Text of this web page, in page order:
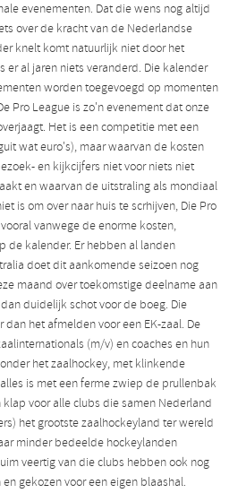
evenementen. Dat die wens nog altijd
over de kracht van de Nederlandse
knelt komt natuurlijk niet door het
er al jaren niets veranderd. Die kalender
worden toegevoegd op momenten
Pro League is zo'n evenement dat onze
Het is een competitie met een
wat euro's), maar waarvan de kosten
en kijkcijfers niet voor niets niet
en waarvan de uitstraling als mondiaal
is om over naar huis te scrhijven, Die Pro
vanwege de enorme kosten,
de kalender. Er hebben al landen
doet dit aankomende seizoen nog
maand over toekomstige deelname aan
duidelijk schot voor de boeg. Die
het afmelden voor een EK-zaal. De
(m/v) en coaches en hun
het zaalhockey, met klinkende
is met een ferme zwiep de prullenbak
klap voor alle clubs die samen Nederland
het grootste zaalhockeyland ter wereld
minder bedeelde hockeylanden
veertig van die clubs hebben ook nog
gekozen voor een eigen blaashal.